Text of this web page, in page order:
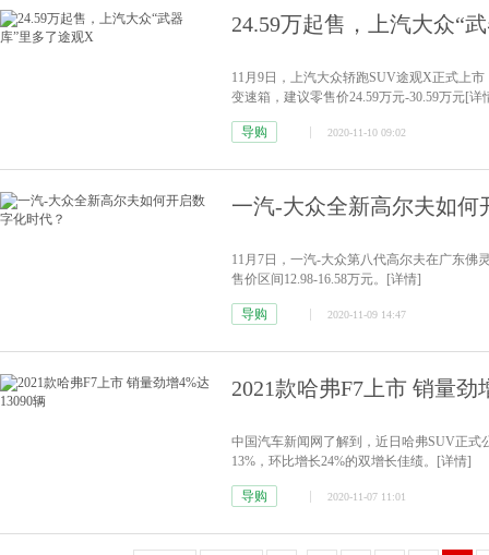
24.59万起售，上汽大众“
11月9日，上汽大众轿跑SUV途观X正式上
变速箱，建议零售价24.59万元-30.59万元[详
导购 2020-11-10 09:02
一汽-大众全新高尔夫如何
11月7日，一汽-大众第八代高尔夫在广东佛
售价区间12.98-16.58万元。
[详情]
导购 2020-11-09 14:47
2021款哈弗F7上市 销量劲
中国汽车新闻网了解到，近日哈弗SUV正式
13%，环比增长24%的双增长佳绩。
[详情]
导购 2020-11-07 11:01